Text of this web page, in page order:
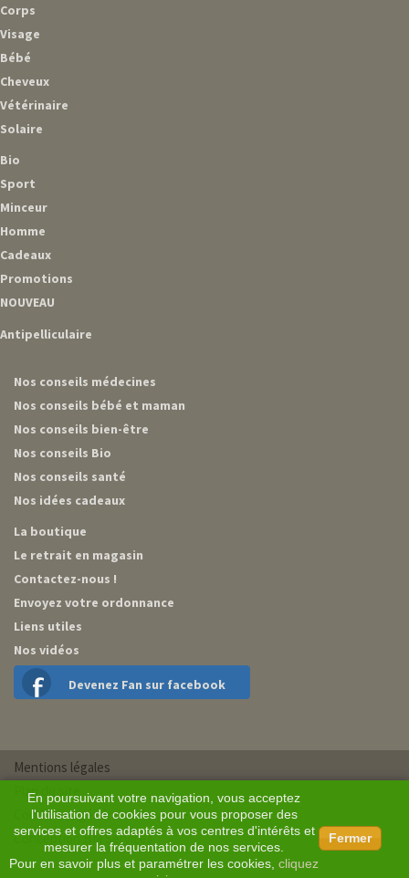
Corps
Visage
Bébé
Cheveux
Vétérinaire
Solaire
Bio
Sport
Minceur
Homme
Cadeaux
Promotions
NOUVEAU
Antipelliculaire
Nos conseils médecines
Nos conseils bébé et maman
Nos conseils bien-être
Nos conseils Bio
Nos conseils santé
Nos idées cadeaux
La boutique
Le retrait en magasin
Contactez-nous !
Envoyez votre ordonnance
Liens utiles
Nos vidéos
Devenez Fan sur facebook
En poursuivant votre navigation, vous acceptez
l'utilisation de cookies pour vous proposer des
services et offres adaptés à vos centres d'intérêts et
mesurer la fréquentation de nos services.
Pour en savoir plus et paramétrer les cookies, cliquez
Fermer
Mentions légales
Plan du site
Conditions générales de vente
Conception BM Services